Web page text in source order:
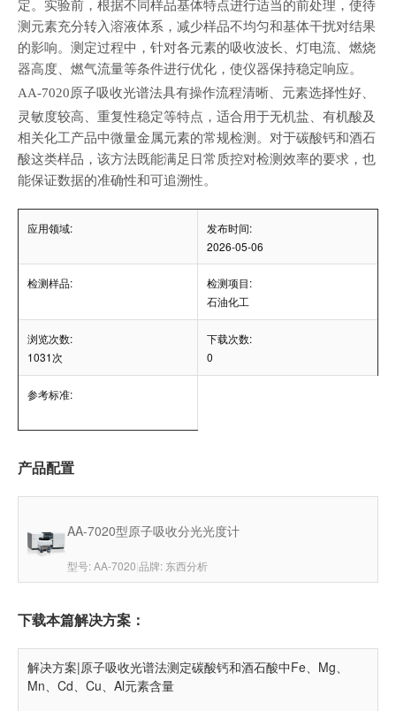
定。实验前，根据不同样品基体特点进行适当的前处理，使待
测元素充分转入溶液体系，减少样品不均匀和基体干扰对结果
的影响。测定过程中，针对各元素的吸收波长、灯电流、燃烧
器高度、燃气流量等条件进行优化，使仪器保持稳定响应。
AA-7020原子吸收光谱法具有操作流程清晰、元素选择性好、
灵敏度较高、重复性稳定等特点，适合用于无机盐、有机酸及
相关化工产品中微量金属元素的常规检测。对于碳酸钙和酒石
酸这类样品，该方法既能满足日常质控对检测效率的要求，也
能保证数据的准确性和可追溯性。
应用领域:
发布时间:
2026-05-06
检测样品:
检测项目:
石油化工
浏览次数:
1031次
下载次数:
0
参考标准:
产品配置
AA-7020型原子吸收分光光度计
型号: AA-7020 品牌: 东西分析
下载本篇解决方案：
解决方案|原子吸收光谱法测定碳酸钙和酒石酸中Fe、Mg、
Mn、Cd、Cu、Al元素含量